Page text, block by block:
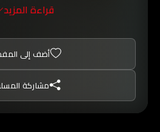
ويغلب دائما على المسلسل
قراءة المزيد
أضف إلى
مشاركة